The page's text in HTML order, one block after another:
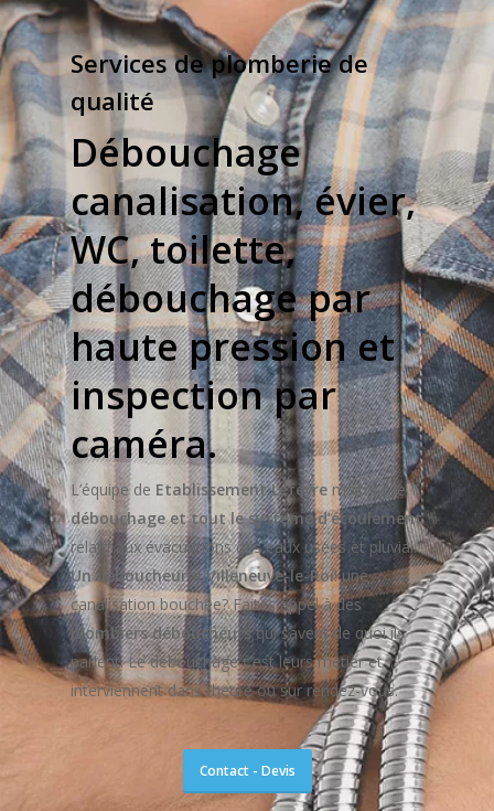
Services de plomberie de
qualité
Débouchage
canalisation, évier,
WC, toilette,
débouchage par
haute pression et
inspection par
caméra.
L’équipe de Etablissement Lefevre maîtrise le
débouchage et tout le système d’écoulement
relatif aux évacuations des eaux usées et pluvial.
Un déboucheur à Villeneuve-le-Roi! une
canalisation bouchée? Faites appel à des
plombiers déboucheursqui savent de quoi ils
parlent. Le débouchage c’est leurs métier et
interviennent dans l’heure ou sur rendez-vous.
Contact - Devis